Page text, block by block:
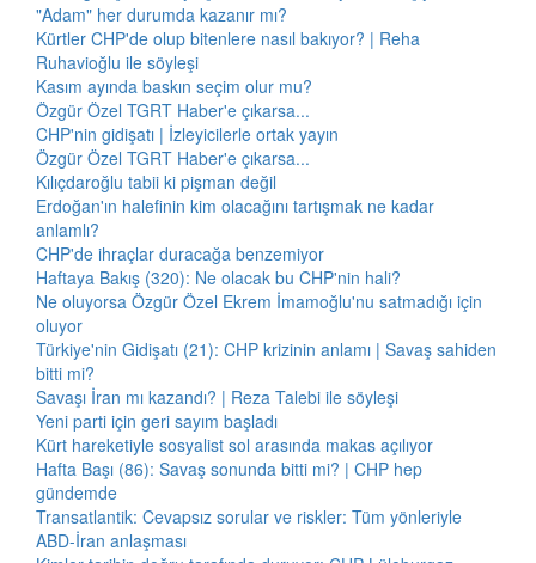
"Adam" her durumda kazanır mı?
Kürtler CHP'de olup bitenlere nasıl bakıyor? | Reha
Ruhavioğlu ile söyleşi
Kasım ayında baskın seçim olur mu?
Özgür Özel TGRT Haber'e çıkarsa...
CHP'nin gidişatı | İzleyicilerle ortak yayın
Özgür Özel TGRT Haber'e çıkarsa...
Kılıçdaroğlu tabii ki pişman değil
Erdoğan'ın halefinin kim olacağını tartışmak ne kadar
anlamlı?
CHP'de ihraçlar duracağa benzemiyor
Haftaya Bakış (320): Ne olacak bu CHP'nin hali?
Ne oluyorsa Özgür Özel Ekrem İmamoğlu'nu satmadığı için
oluyor
Türkiye'nin Gidişatı (21): CHP krizinin anlamı | Savaş sahiden
bitti mi?
Savaşı İran mı kazandı? | Reza Talebi ile söyleşi
Yeni parti için geri sayım başladı
Kürt hareketiyle sosyalist sol arasında makas açılıyor
Hafta Başı (86): Savaş sonunda bitti mi? | CHP hep
gündemde
Transatlantik: Cevapsız sorular ve riskler: Tüm yönleriyle
ABD-İran anlaşması